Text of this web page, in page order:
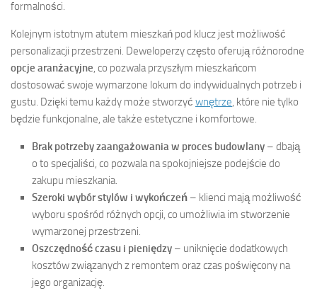
formalności.
Kolejnym istotnym atutem mieszkań pod klucz jest możliwość
personalizacji przestrzeni. Deweloperzy często oferują różnorodne
opcje aranżacyjne, co pozwala przyszłym mieszkańcom
dostosować swoje wymarzone lokum do indywidualnych potrzeb i
gustu. Dzięki temu każdy może stworzyć wnętrze, które nie tylko
będzie funkcjonalne, ale także estetyczne i komfortowe.
Brak potrzeby zaangażowania w proces budowlany – dbają
o to specjaliści, co pozwala na spokojniejsze podejście do
zakupu mieszkania.
Szeroki wybór stylów i wykończeń – klienci mają możliwość
wyboru spośród różnych opcji, co umożliwia im stworzenie
wymarzonej przestrzeni.
Oszczędność czasu i pieniędzy – uniknięcie dodatkowych
kosztów związanych z remontem oraz czas poświęcony na
jego organizację.